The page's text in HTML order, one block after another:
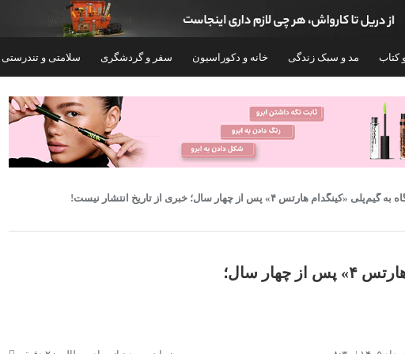
کتاب مد و سبک زندگی خانه و دکوراسیون سفر و گردشگری سلامتی و تندرستی
«کینگدام هارتس ۴» پس از چهار سال؛ خبری از تاریخ انتشار نیست!
اولین نگاه به گیم‌پلی «کینگدام هارتس ۴» پس از چهار سال؛